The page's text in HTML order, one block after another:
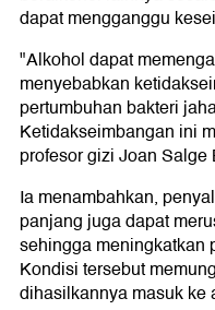
dapat mengganggu
"Alkohol dapat
menyebabkan
pertumbuhan bakteri
Ketidakseimbangan ini
profesor gizi Joan
Ia menambahkan,
panjang juga dapat
sehingga meningkatkan
Kondisi tersebut
dihasilkannya masuk ke